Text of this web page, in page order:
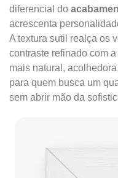
diferencial do
acrescenta
A textura sutil realça os
contraste refinado com
mais natural,
para quem busca um
sem abrir mão da